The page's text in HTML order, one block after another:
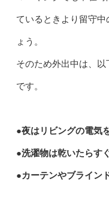
ているときより留守
ょう。
そのため外出中は、
です。
●夜はリビングの電気
●洗濯物は乾いたらす
●カーテンやブライン